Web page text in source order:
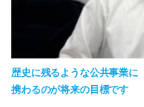
歴史に残るような公共事業に
携わるのが将来の目標です